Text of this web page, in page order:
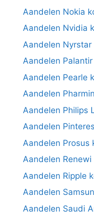
Aandelen Nokia
Aandelen Nvidia
Aandelen Nyrstar
Aandelen
Aandelen Pearle
Aandelen
Aandelen Philips
Aandelen
Aandelen Prosus
Aandelen Renewi
Aandelen Ripple
Aandelen
Aandelen Saudi